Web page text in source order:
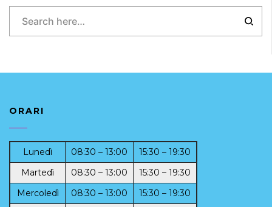
ORARI
Lunedì 08:30 – 13:00
15:30 – 19:30
Martedì
08:30 – 13:00
15:30 – 19:30
Mercoledì
08:30 – 13:00
15:30 – 19:30